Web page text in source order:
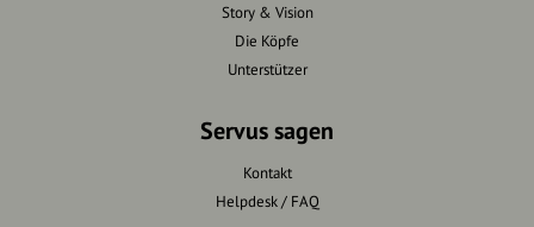
Story & Vision
Die Köpfe
Unterstützer
Servus sagen
Kontakt
Helpdesk / FAQ